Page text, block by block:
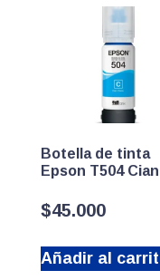
Botella de tinta
Epson T504 Cian
$45.000
Añadir al